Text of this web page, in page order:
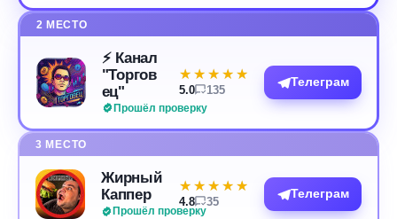
2 МЕСТО
⚡️ Канал
"Торгов
ец"
Прошёл проверку
★★★★★
★★★★★
5.0 135
Телеграм
3 МЕСТО
Жирный
Каппер
Прошёл проверку
★★★★★
★★★★★
4.8 35
Телеграм